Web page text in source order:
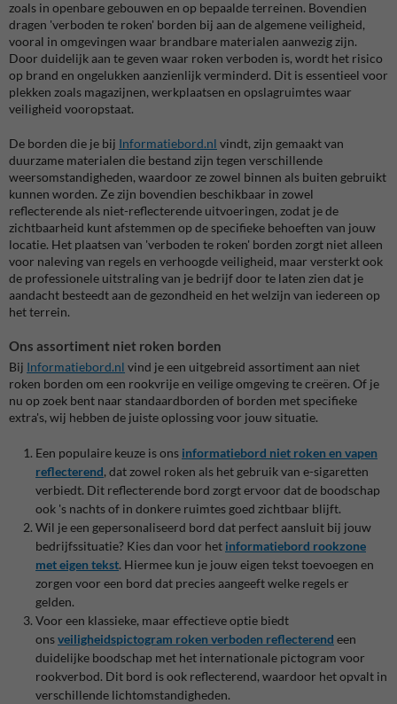
zoals in openbare gebouwen en op bepaalde terreinen. Bovendien
dragen 'verboden te roken' borden bij aan de algemene veiligheid,
vooral in omgevingen waar brandbare materialen aanwezig zijn.
Door duidelijk aan te geven waar roken verboden is, wordt het risico
op brand en ongelukken aanzienlijk verminderd. Dit is essentieel voor
plekken zoals magazijnen, werkplaatsen en opslagruimtes waar
veiligheid vooropstaat.
De borden die je bij Informatiebord.nl vindt, zijn gemaakt van
duurzame materialen die bestand zijn tegen verschillende
weersomstandigheden, waardoor ze zowel binnen als buiten gebruikt
kunnen worden. Ze zijn bovendien beschikbaar in zowel
reflecterende als niet-reflecterende uitvoeringen, zodat je de
zichtbaarheid kunt afstemmen op de specifieke behoeften van jouw
locatie. Het plaatsen van 'verboden te roken' borden zorgt niet alleen
voor naleving van regels en verhoogde veiligheid, maar versterkt ook
de professionele uitstraling van je bedrijf door te laten zien dat je
aandacht besteedt aan de gezondheid en het welzijn van iedereen op
het terrein.
Ons assortiment niet roken borden
Bij Informatiebord.nl vind je een uitgebreid assortiment aan niet
roken borden om een rookvrije en veilige omgeving te creëren. Of je
nu op zoek bent naar standaardborden of borden met specifieke
extra's, wij hebben de juiste oplossing voor jouw situatie.
Een populaire keuze is ons informatiebord niet roken en vapen
reflecterend, dat zowel roken als het gebruik van e-sigaretten
verbiedt. Dit reflecterende bord zorgt ervoor dat de boodschap
ook 's nachts of in donkere ruimtes goed zichtbaar blijft.
Wil je een gepersonaliseerd bord dat perfect aansluit bij jouw
bedrijfssituatie? Kies dan voor het informatiebord rookzone
met eigen tekst. Hiermee kun je jouw eigen tekst toevoegen en
zorgen voor een bord dat precies aangeeft welke regels er
gelden.
Voor een klassieke, maar effectieve optie biedt
onsveiligheidspictogram roken verboden reflecterend een
duidelijke boodschap met het internationale pictogram voor
rookverbod. Dit bord is ook reflecterend, waardoor het opvalt in
verschillende lichtomstandigheden.